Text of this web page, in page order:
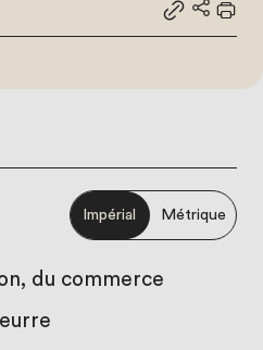
Partager
Impérial Métrique
du commerce